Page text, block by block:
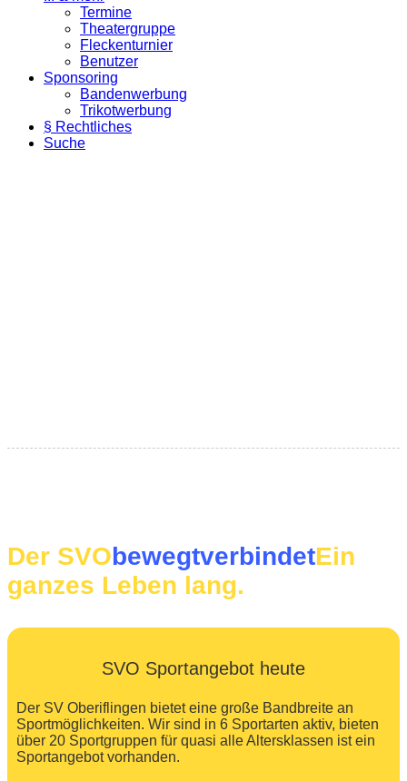
Termine
Theatergruppe
Fleckenturnier
Benutzer
Sponsoring
Bandenwerbung
Trikotwerbung
§ Rechtliches
Suche
Der SVObewegtverbindetEin
ganzes Leben lang.
SVO Sportangebot heute
Der SV Oberiflingen bietet eine große Bandbreite an
Sportmöglichkeiten. Wir sind in 6 Sportarten aktiv, bieten
über 20 Sportgruppen für quasi alle Altersklassen ist ein
Sportangebot vorhanden.